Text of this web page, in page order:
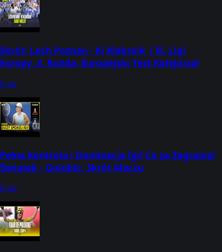
Skrót: Lech Poznań - Ki Klaksvik | El. Ligi
Europy, 3. Runda. Europejski Test Kolejorza!
6 sie
Pełna Kontrola i Dominacja Igi! Co za Zagrania!
Świątek - Golubić, Skrót Meczu
6 sie